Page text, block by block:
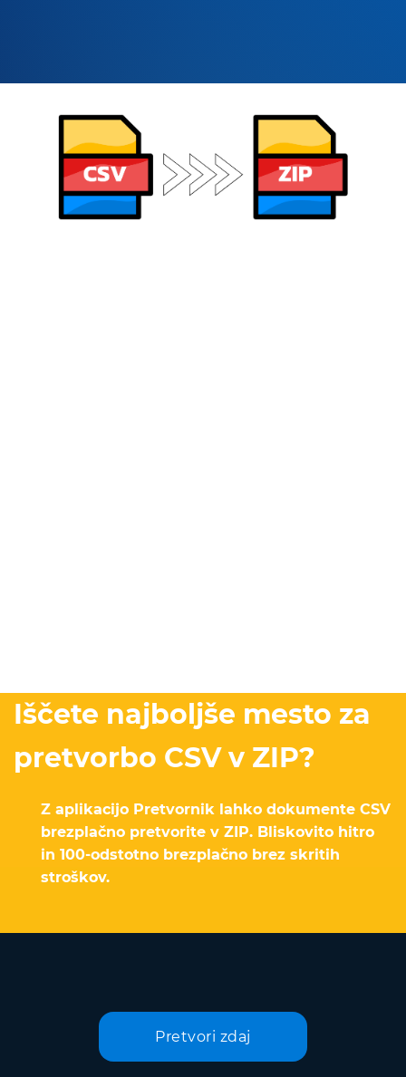
Iščete najboljše mesto za
pretvorbo CSV v ZIP?
Z aplikacijo Pretvornik lahko dokumente CSV
brezplačno pretvorite v ZIP. Bliskovito hitro
in 100-odstotno brezplačno brez skritih
stroškov.
Pretvori zdaj